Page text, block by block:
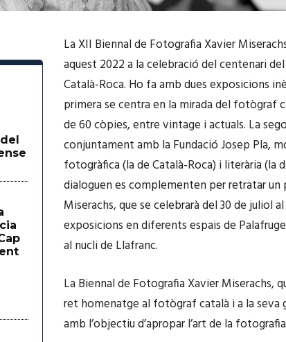
La XII Biennal de Fotografia Xavier
aquest 2022 a la celebració del centenari
Català-Roca. Ho fa amb dues exposicions
primera se centra en la mirada del fotògraf
de 60 còpies, entre vintage i actuals. La
conjuntament amb la Fundació Josep Pla,
fotogràfica (la de Català-Roca) i literària (la
dialoguen es complementen per retratar un
Miserachs, que se celebrarà del 30 de juliol
exposicions en diferents espais de
al nucli de Llafranc.
La Biennal de Fotografia Xavier Miserachs,
ret homenatge al fotògraf català i a la seva
amb l’objectiu d’apropar l’art de la